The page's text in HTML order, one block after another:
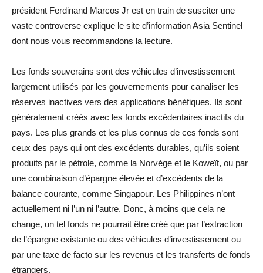
président Ferdinand Marcos Jr est en train de susciter une
vaste controverse explique le site d’information Asia Sentinel
dont nous vous recommandons la lecture.
Les fonds souverains sont des véhicules d’investissement
largement utilisés par les gouvernements pour canaliser les
réserves inactives vers des applications bénéfiques. Ils sont
généralement créés avec les fonds excédentaires inactifs du
pays. Les plus grands et les plus connus de ces fonds sont
ceux des pays qui ont des excédents durables, qu’ils soient
produits par le pétrole, comme la Norvège et le Koweït, ou par
une combinaison d’épargne élevée et d’excédents de la
balance courante, comme Singapour. Les Philippines n’ont
actuellement ni l’un ni l’autre. Donc, à moins que cela ne
change, un tel fonds ne pourrait être créé que par l’extraction
de l’épargne existante ou des véhicules d’investissement ou
par une taxe de facto sur les revenus et les transferts de fonds
étrangers.